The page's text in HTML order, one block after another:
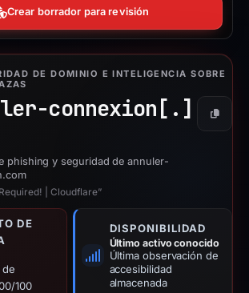
Crear borrador para revisión
DE DOMINIO E INTELIGENCIA SOBRE
connexion[.]
Copiar
phishing y seguridad de annuler-
| Cloudflare”
DE
de
100
DISPONIBILIDAD
Último activo conocido
Última observación de
accesibilidad
almacenada